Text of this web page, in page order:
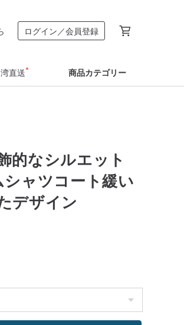
ログイン／会員登録
直送 商品カテゴリー
的なシルエット
ャツコート緩い
デザイン